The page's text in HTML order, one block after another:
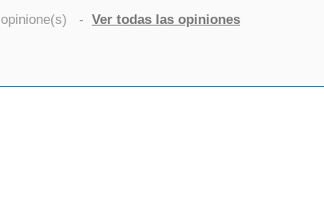
opinione(s) - Ver todas las opiniones